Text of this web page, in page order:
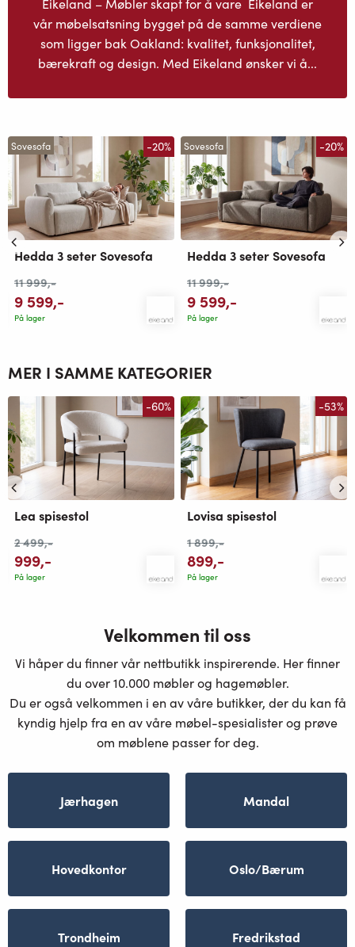
Eikeland – Møbler skapt for å vare Eikeland er
vår møbelsatsning bygget på de samme verdiene
som ligger bak Oakland: kvalitet, funksjonalitet,
bærekraft og design. Med Eikeland ønsker vi å...
Sovesofa -20%
Hedda 3 seter Sovesofa
11 999,-
9 599,-
På lager
Sovesofa -20%
Hedda 3 seter Sovesofa
11 999,-
9 599,-
På lager
MER I SAMME KATEGORIER
-60%
Lea spisestol
2 499,-
999,-
På lager
-53%
Lovisa spisestol
1 899,-
899,-
På lager
Velkommen til oss
Vi håper du finner vår nettbutikk inspirerende. Her finner
du over 10.000 møbler og hagemøbler.
Du er også velkommen i en av våre butikker, der du kan få
kyndig hjelp fra en av våre møbel-spesialister og prøve
om møblene passer for deg.
Jærhagen Mandal
Hovedkontor Oslo/Bærum
Trondheim Fredrikstad